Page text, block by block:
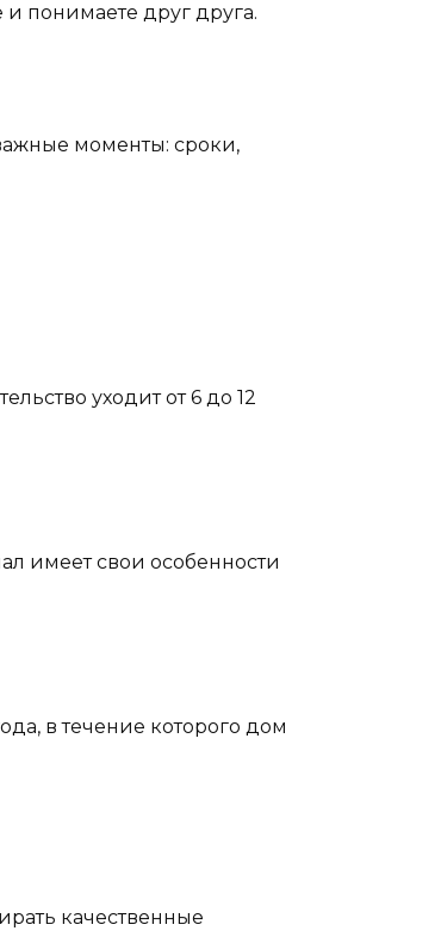
понимаете друг друга.
моменты: сроки,
уходит от 6 до 12
имеет свои особенности
в течение которого дом
качественные